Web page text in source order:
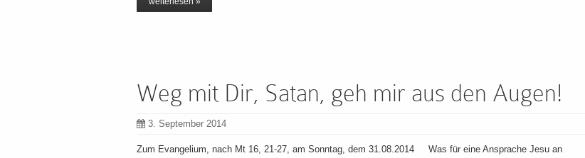
Weg mit Dir, Satan, geh mir aus den Augen!
3. September 2014
Zum Evangelium, nach Mt 16, 21-27, am Sonntag, dem 31.08.2014 Was für eine Ansprache Jesu an